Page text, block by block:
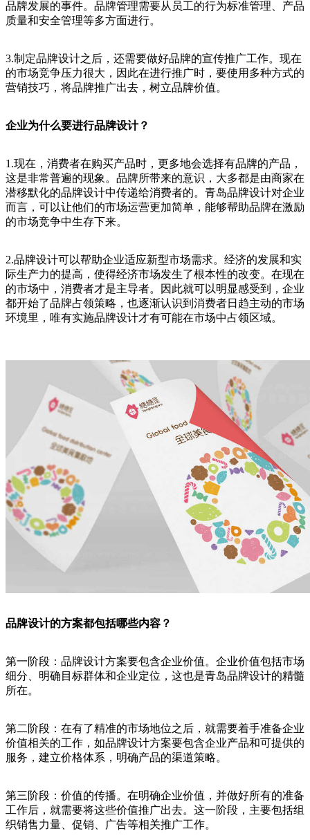
品牌发展的事件。品牌管理需要从员工的行为标准管理、产品
质量和安全管理等多方面进行。
3.制定品牌设计之后，还需要做好品牌的宣传推广工作。现在
的市场竞争压力很大，因此在进行推广时，要使用多种方式的
营销技巧，将品牌推广出去，树立品牌价值。
企业为什么要进行品牌设计？
1.现在，消费者在购买产品时，更多地会选择有品牌的产品，
这是非常普遍的现象。品牌所带来的意识，大多都是由商家在
潜移默化的品牌设计中传递给消费者的。青岛品牌设计对企业
而言，可以让他们的市场运营更加简单，能够帮助品牌在激励
的市场竞争中生存下来。
2.品牌设计可以帮助企业适应新型市场需求。经济的发展和实
际生产力的提高，使得经济市场发生了根本性的改变。在现在
的市场中，消费者才是主导者。因此就可以明显感受到，企业
都开始了品牌占领策略，也逐渐认识到消费者日趋主动的市场
环境里，唯有实施品牌设计才有可能在市场中占领区域。
品牌设计的方案都包括哪些内容？
第一阶段：品牌设计方案要包含企业价值。企业价值包括市场
细分、明确目标群体和企业定位，这也是青岛品牌设计的精髓
所在。
第二阶段：在有了精准的市场地位之后，就需要着手准备企业
价值相关的工作，如品牌设计方案要包含企业产品和可提供的
服务，建立价格体系，明确产品的渠道策略。
第三阶段：价值的传播。在明确企业价值，并做好所有的准备
工作后，就需要将这些价值推广出去。这一阶段，主要包括组
织销售力量、促销、广告等相关推广工作。